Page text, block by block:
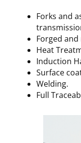
Forks and
Forged
Heat
Induction
Surface
Welding.
Full